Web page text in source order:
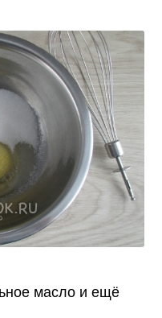
масло и ещё